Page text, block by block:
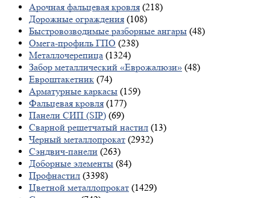
Арочная фальцевая кровля (218)
Дорожные ограждения (108)
Быстровозводимые разборные ангары (48)
Омега-профиль ГПО (238)
Металлочерепица (1324)
Забор металлический «Еврожалюзи» (48)
Евроштакетник (74)
Арматурные каркасы (159)
Фальцевая кровля (177)
Панели СИП (SIP) (69)
Сварной решетчатый настил (13)
Черный металлопрокат (2932)
Сэндвич-панели (263)
Доборные элементы (84)
Профнастил (3398)
Цветной металлопрокат (1429)